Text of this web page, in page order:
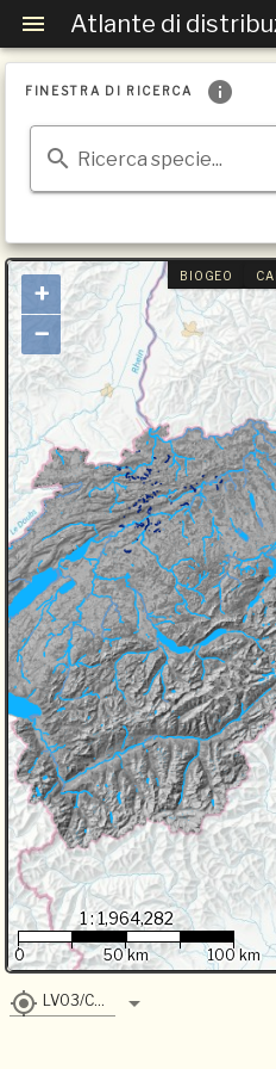
Atlante di
FINESTRA DI RICERCA
Ricerca specie...
BIOGEO
+
−
1 : 1,964,282
0 50 km 100 km
LV03/CH1903